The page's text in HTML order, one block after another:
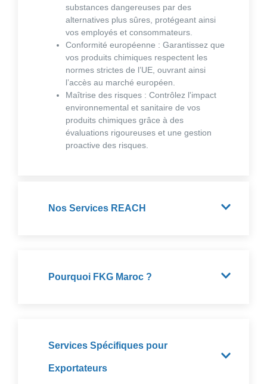
substances dangereuses par des
alternatives plus sûres, protégeant ainsi
vos employés et consommateurs.
Conformité européenne : Garantissez que
vos produits chimiques respectent les
normes strictes de l’UE, ouvrant ainsi
l’accès au marché européen.
Maîtrise des risques : Contrôlez l'impact
environnemental et sanitaire de vos
produits chimiques grâce à des
évaluations rigoureuses et une gestion
proactive des risques.
Nos Services REACH
Pourquoi FKG Maroc ?​
Services Spécifiques pour
Exportateurs